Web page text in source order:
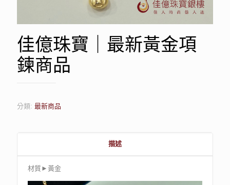
佳億珠寶｜最新黃金項
鍊商品
分類: 最新商品
描述
材質►黃金